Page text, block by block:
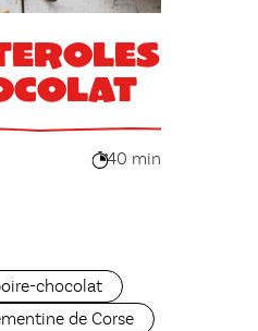
40 min
chocolat
de Corse